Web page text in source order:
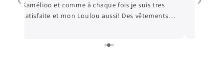
Kamélioo et comme à chaque fois je suis tres
satisfaite et mon Loulou aussi! Des vêtements
vite! Hâte de passer ma prochaine commande!